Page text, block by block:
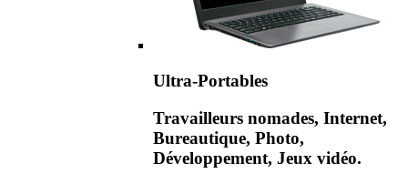
Ultra-Portables
Travailleurs nomades, Internet,
Bureautique, Photo,
Développement, Jeux vidéo.